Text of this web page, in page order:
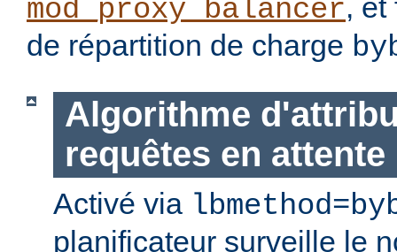
mod_proxy_balancer, et
de répartition de charge
Algorithme
requêtes en attente
Activé via
planificateur surveille le